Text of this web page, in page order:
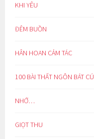
KHI YÊU
ĐÊM BUỒN
HÂN HOAN CẢM TÁC
100 BÀI THẤT NGÔN BÁT CÚ
NHỚ…
GIỌT THU